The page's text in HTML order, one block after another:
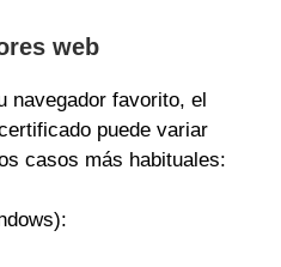
web
navegador favorito, el
puede variar
casos más habituales: